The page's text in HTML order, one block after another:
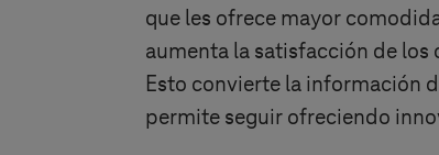
que les ofrece mayor
aumenta la satisfacción de los
Esto convierte la información
permite seguir ofreciendo